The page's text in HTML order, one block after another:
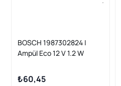
BOSCH 1987302824 |
Ampül Eco 12 V 1.2 W
₺60,45